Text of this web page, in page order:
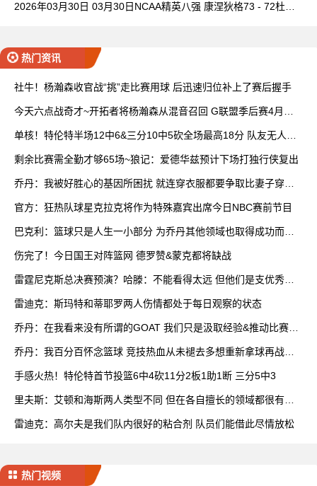
2026年03月30日 03月30日NCAA精英八强 康涅狄格73 - 72杜克
热门资讯
社牛！杨瀚森收官战“挑”走比赛用球 后迅速归位补上了赛后握手
今天六点战奇才~开拓者将杨瀚森从混音召回 G联盟季后赛4月开
单核！特伦特半场12中6&三分10中5砍全场最高18分 队友无人上
剩余比赛需全勤才够65场~狼记：爱德华兹预计下场打独行侠复出
乔丹：我被好胜心的基因所困扰 就连穿衣服都要争取比妻子穿得
官方：狂热队球星克拉克将作为特殊嘉宾出席今日NBC赛前节目
巴克利：篮球只是人生一小部分 为乔丹其他领域也取得成功而自
伤完了！今日国王对阵篮网 德罗赞&蒙克都将缺战
雷霆尼克斯总决赛预演？哈滕：不能看得太远 但他们是支优秀球
雷迪克：斯玛特和蒂耶罗两人伤情都处于每日观察的状态
乔丹：在我看来没有所谓的GOAT 我们只是汲取经验&推动比赛发
乔丹：我百分百怀念篮球 竞技热血从未褪去多想重新拿球再战一
手感火热！特伦特首节投篮6中4砍11分2板1助1断 三分5中3
里夫斯：艾顿和海斯两人类型不同 但在各自擅长的领域都很有效
雷迪克：高尔夫是我们队内很好的粘合剂 队员们能借此尽情放松
热门视频